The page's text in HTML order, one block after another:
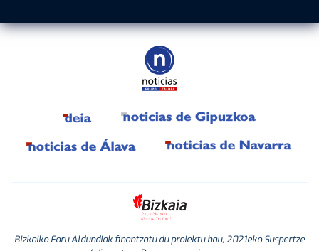
Bizkaiko Foru Aldundiak finantzatu du proiektu hau, 2021eko Suspertze